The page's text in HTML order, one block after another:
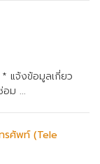
แจ้งข้อมูลเกี่ยว
ม ...
รศัพท์ (Tele